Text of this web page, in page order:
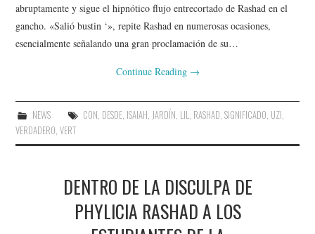
abruptamente y sigue el hipnótico flujo entrecortado de Rashad en el
gancho. «Salió bustin ‘», repite Rashad en numerosas ocasiones,
esencialmente señalando una gran proclamación de su…
Continue Reading →
NEWS CON, DESDE, ISAIAH, JARDÍN, LIL, RASHAD, SIGNIFICADO, UZI,
VERDADERO,VERT
DENTRO DE LA DISCULPA DE
PHYLICIA RASHAD A LOS